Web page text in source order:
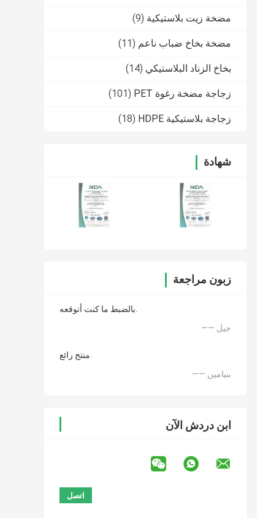
مضخة زيت بلاستيكية (9)
مضخة بخاخ ضباب ناعم (11)
بخاخ الزناد البلاستيكي (14)
زجاجة مضخة رغوة PET (101)
زجاجة بلاستيكية HDPE (18)
شهادة
زبون مراجعة
بالضبط ما كنت أتوقعه.
—— جيل
منتج رائع.
—— بنيامين
ابن دردش الآن